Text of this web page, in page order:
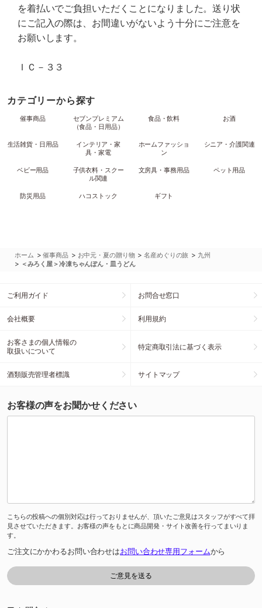
を着払いでご負担いただくことになりました。送り状
にご記入の際は、お間違いがないよう十分にご注意を
お願いします。
ＩＣ－３３
カテゴリーから探す
催事商品
セブンプレミアム
（食品・日用品）
食品・飲料 お酒
生活雑貨・日用品
インテリア・家
具・家電
ホームファッショ
ン
シニア・介護関連
ベビー用品
子供衣料・スクー
ル関連
文房具・事務用品 ペット用品
防災用品 ハコストック ギフト
ホーム >催事商品 > お中元・夏の贈り物 >名産めぐりの旅 > 九州
> ＜みろく屋＞冷凍ちゃんぽん・皿うどん
ご利用ガイド お問合せ窓口
会社概要 利用規約
お客さまの個人情報の
取扱いについて
特定商取引法に基づく表示
酒類販売管理者標識 サイトマップ
お客様の声をお聞かせください
こちらの投稿への個別対応は行っておりませんが、頂いたご意見はスタッフがすべて拝
見させていただきます。お客様の声をもとに商品開発・サイト改善を行ってまいりま
す。
ご注文にかかわるお問い合わせはお問い合わせ専用フォームから